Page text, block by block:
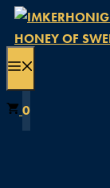
Zum
Inhalt
springen
0